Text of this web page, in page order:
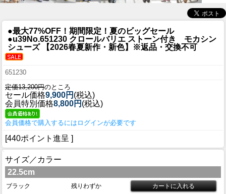
●最大77%OFF！期間限定！夏のビッグセール
●u39No.651230 クロールバリエ ストーン付き モカシン
シューズ 【2026春夏新作・新色】※返品・交換不可
651230
定価13,200円のところ
セール価格9,900円 (税込)
会員特別価格8,800円 (税込)
会員価格で購入するにはログインが必要です
[440ポイント進呈 ]
サイズ／カラー
22.5cm
ブラック 残りわずか